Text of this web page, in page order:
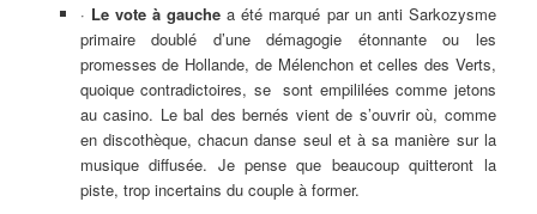
· Le vote à gauche a été marqué par un anti Sarkozysme
primaire doublé d’une démagogie étonnante ou les
promesses de Hollande, de Mélenchon et celles des Verts,
quoique contradictoires, se sont empililées comme jetons
au casino. Le bal des bernés vient de s’ouvrir où, comme
en discothèque, chacun danse seul et à sa manière sur la
musique diffusée. Je pense que beaucoup quitteront la
piste, trop incertains du couple à former.